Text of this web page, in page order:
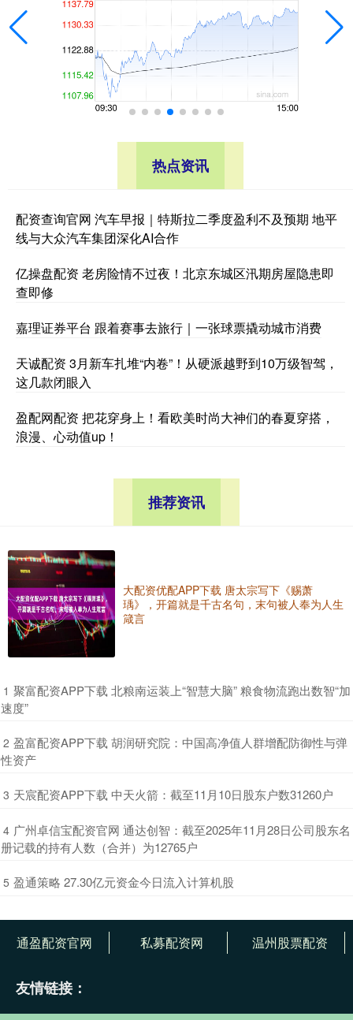
热点资讯
配资查询官网 汽车早报｜特斯拉二季度盈利不及预期 地平
线与大众汽车集团深化AI合作
亿操盘配资 老房险情不过夜！北京东城区汛期房屋隐患即
查即修
嘉理证券平台 跟着赛事去旅行｜一张球票撬动城市消费
天诚配资 3月新车扎堆“内卷”！从硬派越野到10万级智驾，
这几款闭眼入
盈配网配资 把花穿身上！看欧美时尚大神们的春夏穿搭，
浪漫、心动值up！
推荐资讯
大配资优配APP下载 唐太宗写下《赐萧
瑀》，开篇就是千古名句，末句被人奉为人生
箴言
1 ​聚富配资APP下载 北粮南运装上“智慧大脑” 粮食物流跑出数智“加
速度”
2 ​盈富配资APP下载 胡润研究院：中国高净值人群增配防御性与弹
性资产
3 ​天宸配资APP下载 中天火箭：截至11月10日股东户数31260户
4 ​广州卓信宝配资官网 通达创智：截至2025年11月28日公司股东名
册记载的持有人数（合并）为12765户
5 ​盈通策略 27.30亿元资金今日流入计算机股
通盈配资官网 私募配资网 温州股票配资
友情链接：